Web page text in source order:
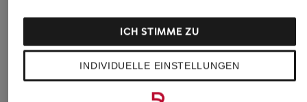
INDIVIDUELLE EINSTELLUNGEN
ICH STIMME ZU